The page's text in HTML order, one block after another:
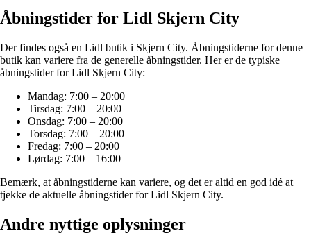
Åbningstider for Lidl Skjern City
Der findes også en Lidl butik i Skjern City. Åbningstiderne for denne
butik kan variere fra de generelle åbningstider. Her er de typiske
åbningstider for Lidl Skjern City:
Mandag: 7:00 – 20:00
Tirsdag: 7:00 – 20:00
Onsdag: 7:00 – 20:00
Torsdag: 7:00 – 20:00
Fredag: 7:00 – 20:00
Lørdag: 7:00 – 16:00
Bemærk, at åbningstiderne kan variere, og det er altid en god idé at
tjekke de aktuelle åbningstider for Lidl Skjern City.
Andre nyttige oplysninger